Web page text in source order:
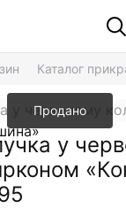
Каталог
Продано
у